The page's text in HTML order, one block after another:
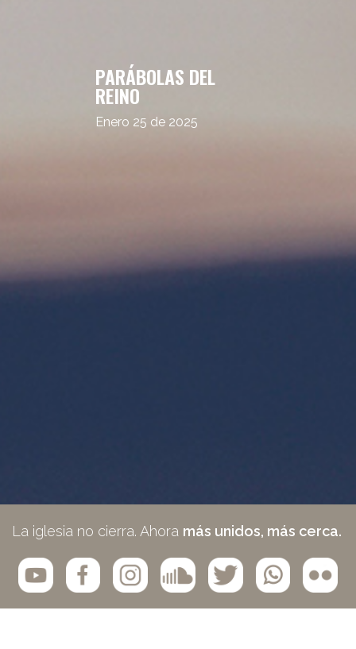
PARÁBOLAS DEL
REINO
Enero 25 de 2025
La iglesia no cierra. Ahora más unidos, más cerca.